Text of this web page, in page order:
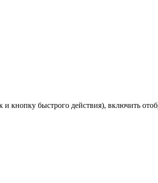
кнопку быстрого действия), включить